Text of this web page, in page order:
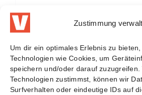
Zustimmung
Um dir ein optimales Erlebnis zu
Technologien wie Cookies, um
speichern und/oder darauf zuzugreifen.
Technologien zustimmst, können wir
Surfverhalten oder eindeutige IDs auf